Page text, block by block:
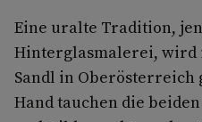
Eine uralte Tradition,
Hinterglasmalerei, wird
Sandl in
Hand tauchen die